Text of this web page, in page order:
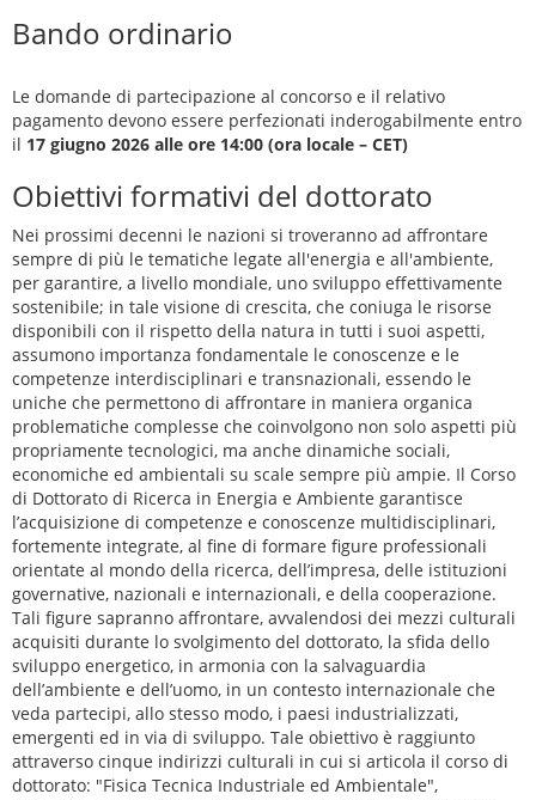
Bando ordinario
Le domande di partecipazione al concorso e il relativo
pagamento devono essere perfezionati inderogabilmente entro
il 17 giugno 2026 alle ore 14:00 (ora locale – CET)
Obiettivi formativi del dottorato
Nei prossimi decenni le nazioni si troveranno ad affrontare
sempre di più le tematiche legate all'energia e all'ambiente,
per garantire, a livello mondiale, uno sviluppo effettivamente
sostenibile; in tale visione di crescita, che coniuga le risorse
disponibili con il rispetto della natura in tutti i suoi aspetti,
assumono importanza fondamentale le conoscenze e le
competenze interdisciplinari e transnazionali, essendo le
uniche che permettono di affrontare in maniera organica
problematiche complesse che coinvolgono non solo aspetti più
propriamente tecnologici, ma anche dinamiche sociali,
economiche ed ambientali su scale sempre più ampie. Il Corso
di Dottorato di Ricerca in Energia e Ambiente garantisce
l’acquisizione di competenze e conoscenze multidisciplinari,
fortemente integrate, al fine di formare figure professionali
orientate al mondo della ricerca, dell’impresa, delle istituzioni
governative, nazionali e internazionali, e della cooperazione.
Tali figure sapranno affrontare, avvalendosi dei mezzi culturali
acquisiti durante lo svolgimento del dottorato, la sfida dello
sviluppo energetico, in armonia con la salvaguardia
dell’ambiente e dell’uomo, in un contesto internazionale che
veda partecipi, allo stesso modo, i paesi industrializzati,
emergenti ed in via di sviluppo. Tale obiettivo è raggiunto
attraverso cinque indirizzi culturali in cui si articola il corso di
dottorato: "Fisica Tecnica Industriale ed Ambientale",